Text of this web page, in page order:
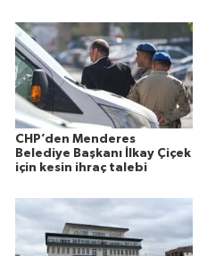
CHP’den Menderes
Belediye Başkanı İlkay Çiçek
için kesin ihraç talebi